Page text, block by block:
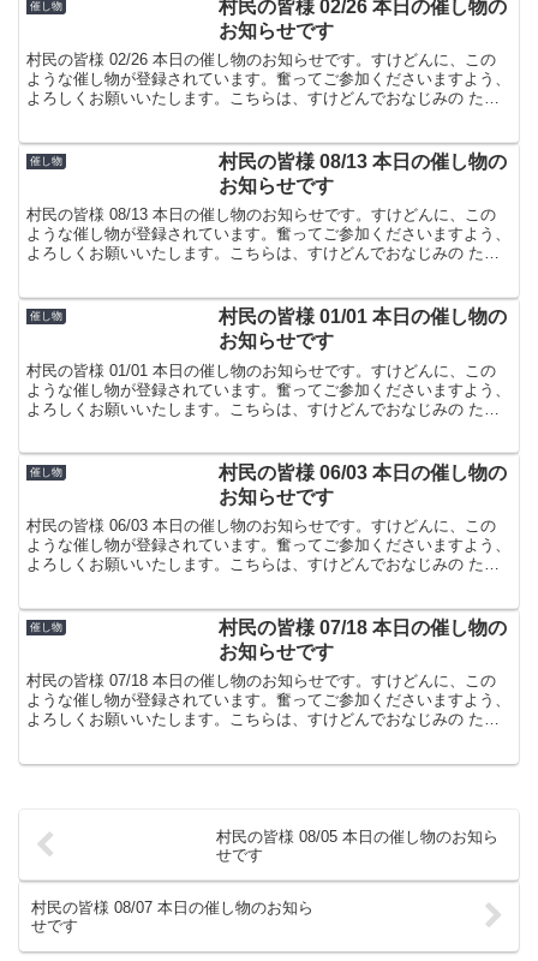
催し物
村民の皆様 02/26 本日の催し物の
お知らせです
村民の皆様 02/26 本日の催し物のお知らせです。すけどんに、この
ような催し物が登録されています。奮ってご参加くださいますよう、
よろしくお願いいたします。こちらは、すけどんでおなじみの たま
催し物
村民の皆様 08/13 本日の催し物の
お知らせです
村民の皆様 08/13 本日の催し物のお知らせです。すけどんに、この
ような催し物が登録されています。奮ってご参加くださいますよう、
よろしくお願いいたします。こちらは、すけどんでおなじみの たま
催し物
村民の皆様 01/01 本日の催し物の
お知らせです
村民の皆様 01/01 本日の催し物のお知らせです。すけどんに、この
ような催し物が登録されています。奮ってご参加くださいますよう、
よろしくお願いいたします。こちらは、すけどんでおなじみの たま
催し物
村民の皆様 06/03 本日の催し物の
お知らせです
村民の皆様 06/03 本日の催し物のお知らせです。すけどんに、この
ような催し物が登録されています。奮ってご参加くださいますよう、
よろしくお願いいたします。こちらは、すけどんでおなじみの たま
催し物
村民の皆様 07/18 本日の催し物の
お知らせです
村民の皆様 07/18 本日の催し物のお知らせです。すけどんに、この
ような催し物が登録されています。奮ってご参加くださいますよう、
よろしくお願いいたします。こちらは、すけどんでおなじみの たま
村民の皆様 08/05 本日の催し物のお知ら
せです
村民の皆様 08/07 本日の催し物のお知ら
せです